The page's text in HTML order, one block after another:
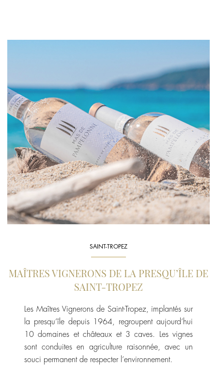
SAINT-TROPEZ
MAÎTRES VIGNERONS DE LA PRESQU’ÎLE DE
SAINT-TROPEZ
Les Maîtres Vignerons de Saint-Tropez, implantés sur
la presqu’île depuis 1964, regroupent aujourd’hui
10 domaines et châteaux et 3 caves. Les vignes
sont conduites en agriculture raisonnée, avec un
souci permanent de respecter l’environnement.